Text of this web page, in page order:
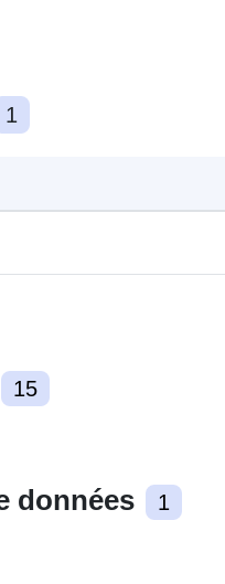
1
15
données 1